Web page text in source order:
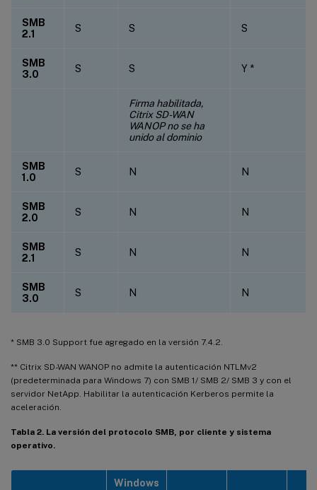
SMB
2.1
S S S
SMB
3.0
S S Y *
Firma habilitada,
Citrix SD-WAN
WANOP no se ha
unido al dominio
SMB
1.0
S N N
SMB
2.0
S N N
SMB
2.1
S N N
SMB
3.0
S N N
* SMB 3.0 Support fue agregado en la versión 7.4.2.
** Citrix SD-WAN WANOP no admite la autenticación NTLMv2
(predeterminada para Windows 7) con SMB 1/ SMB 2/ SMB 3 y con el
servidor NetApp. Habilitar la autenticación Kerberos permite la
aceleración.
Tabla 2. La versión del protocolo SMB, por cliente y sistema
operativo.
Windows